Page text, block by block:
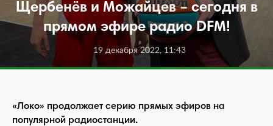
Щербенёв и Можайцев – сегодня в
прямом эфире радио DFM!
19 декабря 2022, 11:43
«Локо» продолжает серию прямых эфиров на
популярной радиостанции.